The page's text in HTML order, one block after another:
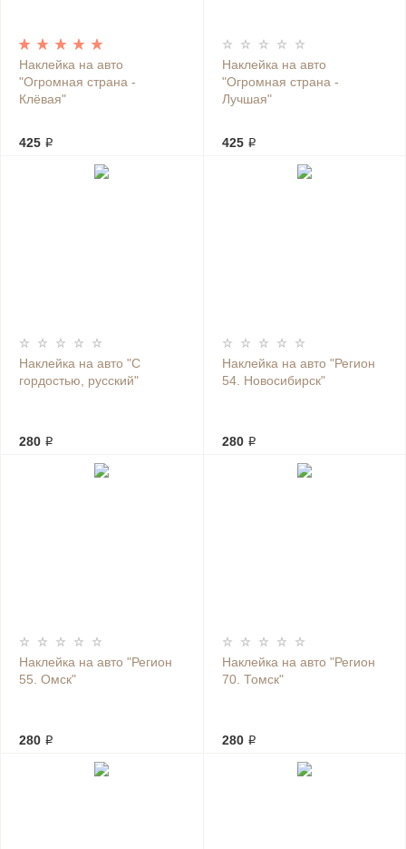
Наклейка на авто
"Огромная страна -
Клёвая"
425 ₽
Наклейка на авто
"Огромная страна -
Лучшая"
425 ₽
Наклейка на авто "С
гордостью, русский"
280 ₽
Наклейка на авто "Регион
54. Новосибирск"
280 ₽
Наклейка на авто "Регион
55. Омск"
280 ₽
Наклейка на авто "Регион
70. Томск"
280 ₽